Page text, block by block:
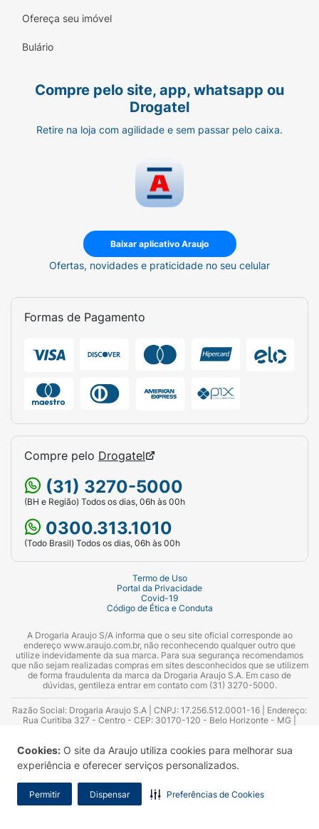
Cookies: O site da Araujo utiliza cookies para melhorar sua
experiência e oferecer serviços personalizados.
Permitir Dispensar Preferências de Cookies
Ofereça seu imóvel
Bulário
Compre pelo site, app, whatsapp ou
Drogatel
Retire na loja com agilidade e sem passar pelo caixa.
Baixar aplicativo Araujo
Ofertas, novidades e praticidade no seu celular
Formas de Pagamento
Compre pelo Drogatel
(31) 3270-5000
(BH e Região) Todos os dias, 06h às 00h
0300.313.1010
(Todo Brasil) Todos os dias, 06h às 00h
Termo de Uso
Portal da Privacidade
Covid-19
Código de Ética e Conduta
A Drogaria Araujo S/A informa que o seu site oficial corresponde ao
endereço www.araujo.com.br, não reconhecendo qualquer outro que
utilize indevidamente da sua marca. Para sua segurança recomendamos
que não sejam realizadas compras em sites desconhecidos que se utilizem
de forma fraudulenta da marca da Drogaria Araujo S.A. Em caso de
dúvidas, gentileza entrar em contato com (31) 3270-5000.
Razão Social: Drogaria Araujo S.A | CNPJ: 17.256.512.0001-16 | Endereço:
Rua Curitiba 327 - Centro - CEP: 30170-120 - Belo Horizonte - MG |
Azevedo Guimarães – CRF 10.965 | Yasmin Silva Alvarenga – CRF 52.584 -
Consultor substituto: Thiago Aguiar Pinheiro - CRF Nº 13.748. Alvará
Sanitário: 2025020713 | Autorização de Funcionamento da Empresa (AFE):